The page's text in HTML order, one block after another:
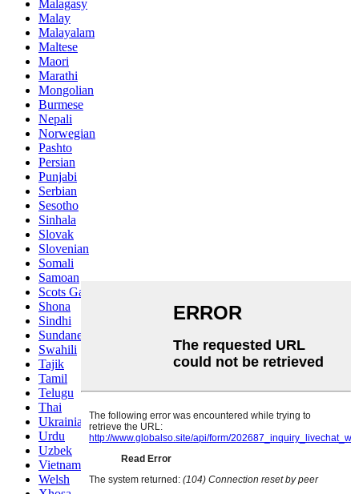
Malagasy
Malay
Malayalam
Maltese
Maori
Marathi
Mongolian
Burmese
Nepali
Norwegian
Pashto
Persian
Punjabi
Serbian
Sesotho
Sinhala
Slovak
Slovenian
Somali
Samoan
Scots Gaelic
Shona
Sindhi
Sundanese
Swahili
Tajik
Tamil
Telugu
Thai
Ukrainian
Urdu
Uzbek
Vietnamese
Welsh